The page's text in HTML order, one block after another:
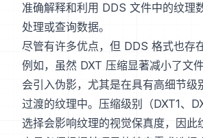
准确解释和利用 DDS 文件中的纹理
处理或查询数据。
尽管有许多优点，但 DDS 格式也存
例如，虽然 DXT 压缩显著减小了文
会引入伪影，尤其是在具有高细节
过渡的纹理中。压缩级别（DXT1、
选择会影响纹理的视觉保真度，因此